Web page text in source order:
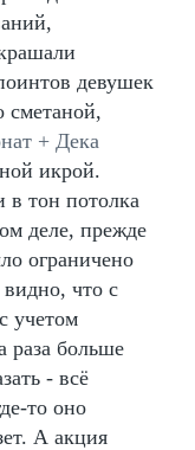
девушек
+ Дека
икрой.
в тон потолка
деле, прежде
ограничено
что с
учетом
раза больше
- всё
то оно
А акция